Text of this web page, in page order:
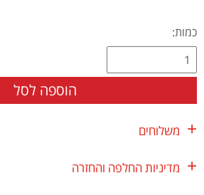
כמות:
הוספה לסל
משלוחים
מדיניות החלפה והחזרה